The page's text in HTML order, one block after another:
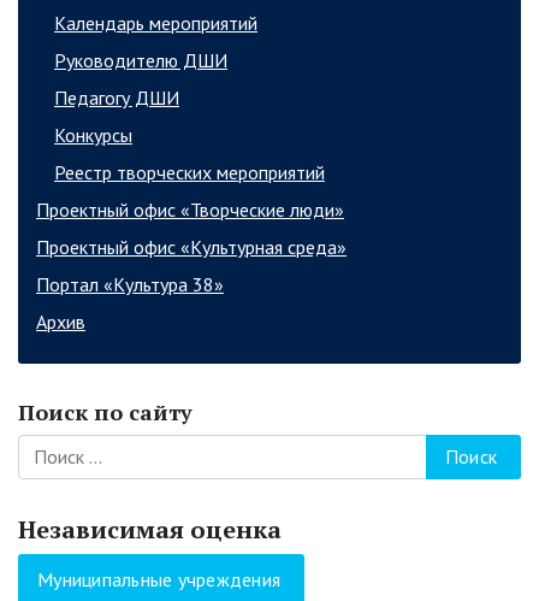
Календарь мероприятий
Руководителю ДШИ
Педагогу ДШИ
Конкурсы
Реестр творческих мероприятий
Проектный офис «Творческие люди»
Проектный офис «Культурная среда»
Портал «Культура 38»
Архив
Поиск по сайту
Поиск
Независимая оценка
Муниципальные учреждения